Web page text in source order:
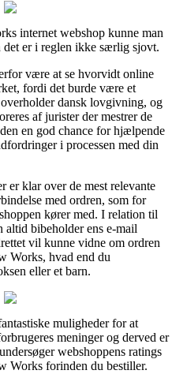
internet webshop kunne man
er i reglen ikke særlig sjovt.
være at se hvorvidt online
fordi det burde være et
dansk lovgivning, og
af jurister der mestrer de
en god chance for hjælpende
i processen med din
er klar over de mest relevante
med ordren, som for
kører med. I relation til
altid bibeholder ens e-mail
vil kunne vidne om ordren
Works, hvad end du
eller et barn.
muligheder for at
meninger og derved er
webshoppens ratings
Works forinden du bestiller.